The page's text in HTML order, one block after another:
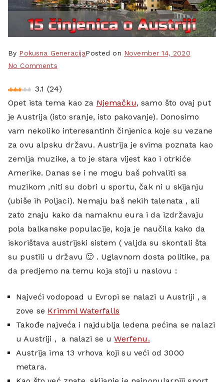
By Pokusna GeneracijaPosted on November 14, 2020
No Commentson
činjenica
za
koje
niste
Austriji
3.1 (24)
Opet ista tema kao za Njemačku, samo što ovaj put
je Austrija (isto sranje, isto pakovanje). Donosimo
vam nekoliko interesantinh činjenica koje su vezane
za ovu alpsku državu. Austrija je svima poznata kao
zemlja muzike, a to je stara vijest kao i otrkiće
Amerike. Danas se i ne mogu baš pohvaliti sa
muzikom ,niti su dobri u sportu, čak ni u skijanju
(ubiše ih Poljaci). Nemaju baš nekih talenata , ali
zato znaju kako da namaknu eura i da izdržavaju
pola balkanske populacije, koja je naučila kako da
iskorištava austrijski sistem ( valjda su skontali šta
su pustili u državu 🙂 . Uglavnom dosta politike, pa
da predjemo na temu koja stoji u naslovu :
Najveći vodopoad u Evropi se nalazi u Austriji , a
zove se Krimml Waterfalls
Takođe najveća i najdublja ledena pećina se nalazi
u Austriji , a nalazi se uWerfenu.
Austrija ima 13 vrhova koji su veći od 3000
metara.